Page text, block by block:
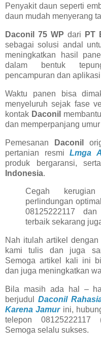
Penyakit daun seperti
daun mudah menyerang
Daconil 75 WP dari PT
sebagai solusi andal
meningkatkan hasil
dalam bentuk
pencampuran dan
Waktu panen bisa
menyeluruh sejak fase
kontak Daconil
dan memperpanjang
Pemesanan Daconil
pertanian resmiLmga
produk bergaransi,
Indonesia.
Cegah
perlindungan
08125222117
terbaik sekarang
Nah itulah artikel
kami tulis dan juga
Semoga artikel kali ini
dan juga meningkatkan
Bila masih ada hal –
berjudul Daconil
Karena Jamurini,
telepon 08125222117
Semoga selalu sukses.